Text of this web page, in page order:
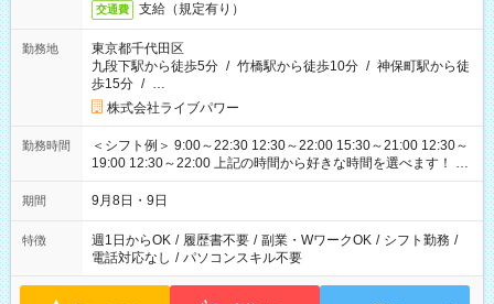
交通費 支給（規定有り）
勤務地
東京都千代田区
九段下駅から徒歩5分 / 竹橋駅から徒歩10分 / 神保町駅から徒
歩15分 / …
株式会社ライブパワー
勤務時間
＜シフト例＞ 9:00～22:30 12:30～22:00 15:30～21:00 12:30～
19:00 12:30～22:00 上記の時間から好きな時間を選べます！ ※
時間は変更となる可能性があります
期間 9月8日・9日
特徴 週1日からOK / 履歴書不要 / 副業・WワークOK / シフト勤務 /
電話対応なし / パソコンスキル不要